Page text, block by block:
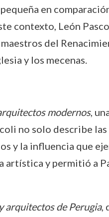
en
contexto, León
del
y los mecenas.
modernos,
no solo describe
y la influencia que
y permitió a
arquitectos de Perugia,